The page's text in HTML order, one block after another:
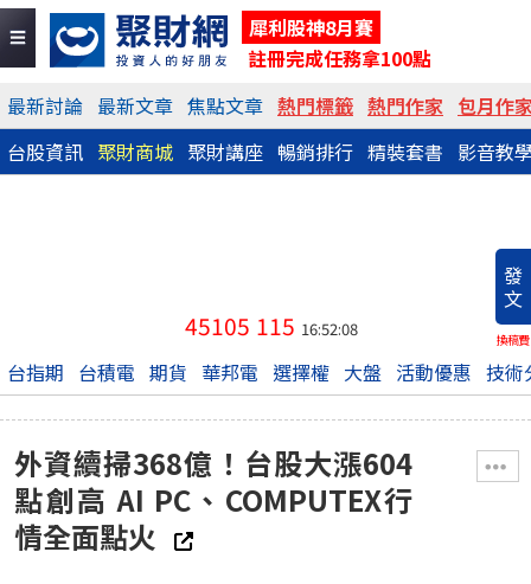
犀利股神8月賽
註冊完成任務拿100點
最新討論 最新文章 焦點文章 熱門標籤 熱門作家 包月作
台股資訊 聚財商城 聚財講座 暢銷排行 精裝套書 影音教
發
文
換稿費
45105 115 16:52:08
台指期 台積電 期貨 華邦電 選擇權 大盤 活動優惠 技術
外資續掃368億！台股大漲604
點創高 AI PC、COMPUTEX行
情全面點火